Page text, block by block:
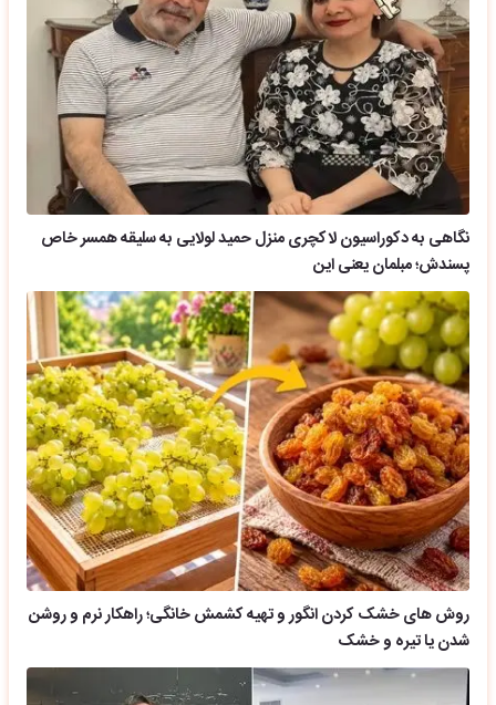
نگاهی به دکوراسیون لاکچری منزل حمید لولایی به سلیقه همسر خاص
پسندش؛ مبلمان یعنی این
روش های خشک کردن انگور و تهیه کشمش خانگی؛ راهکار نرم و روشن
شدن یا تیره و خشک